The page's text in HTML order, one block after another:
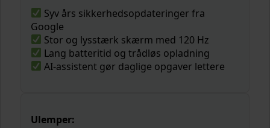
Syv års sikkerhedsopdateringer fra
Google
Stor og lysstærk skærm med 120 Hz
Lang batteritid og trådløs opladning
AI-assistent gør daglige opgaver lettere
Ulemper: